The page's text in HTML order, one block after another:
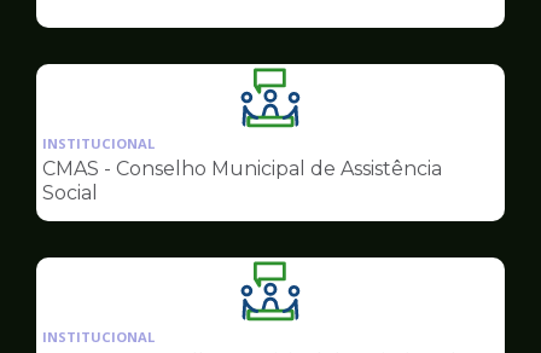
Conselhos
Ilustração
da
pagina
Conselhos
INSTITUCIONAL
CMAS - Conselho Municipal de Assistência
Social
Ilustração
da
INSTITUCIONAL